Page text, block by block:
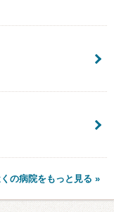
の病院をもっと見る »